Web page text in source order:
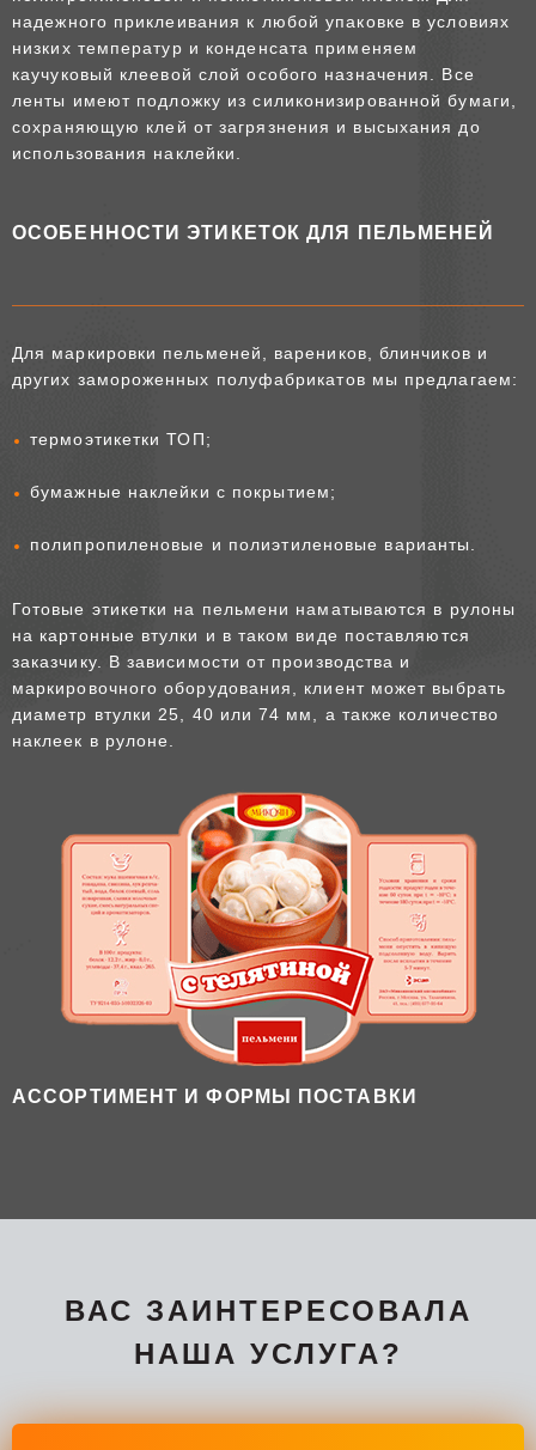
ОСОБЕННОСТИ ЭТИКЕТОК ДЛЯ ПЕЛЬМЕНЕЙ
надежного приклеивания к любой упаковке в условиях
низких температур и конденсата применяем
каучуковый клеевой слой особого назначения. Все
ленты имеют подложку из силиконизированной бумаги,
сохраняющую клей от загрязнения и высыхания до
использования наклейки.
АССОРТИМЕНТ И ФОРМЫ ПОСТАВКИ
Для маркировки пельменей, вареников, блинчиков и
других замороженных полуфабрикатов мы предлагаем:
термоэтикетки ТОП;
бумажные наклейки с покрытием;
полипропиленовые и полиэтиленовые варианты.
Готовые этикетки на пельмени наматываются в рулоны
на картонные втулки и в таком виде поставляются
заказчику. В зависимости от производства и
маркировочного оборудования, клиент может выбрать
диаметр втулки 25, 40 или 74 мм, а также количество
наклеек в рулоне.
ВАС ЗАИНТЕРЕСОВАЛА
НАША УСЛУГА?